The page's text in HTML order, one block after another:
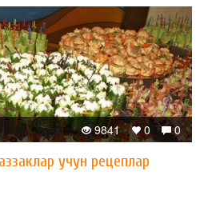
0
0
9841
учун рецеплар